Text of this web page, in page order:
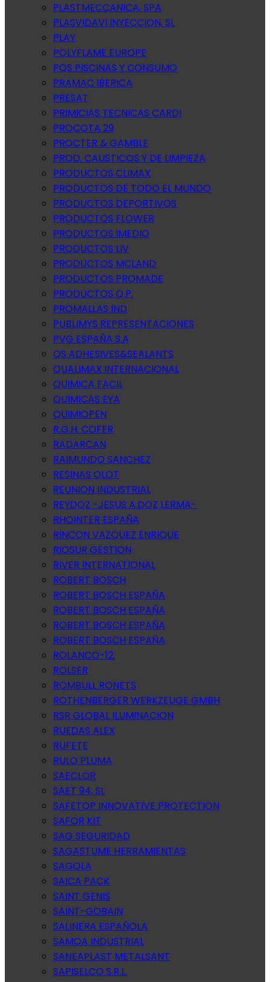
PLASTMECCANICA, SPA
PLASVIDAVI INYECCION, SL
PLAY
POLYFLAME EUROPE
PQS PISCINAS Y CONSUMO
PRAMAC IBERICA
PRESAT
PRIMICIAS TECNICAS CARDI
PROCOTA 29
PROCTER & GAMBLE
PROD. CAUSTICOS Y DE LIMPIEZA
PRODUCTOS CLIMAX
PRODUCTOS DE TODO EL MUNDO
PRODUCTOS DEPORTIVOS
PRODUCTOS FLOWER
PRODUCTOS IMEDIO
PRODUCTOS LIV
PRODUCTOS MCLAND
PRODUCTOS PROMADE
PRODUCTOS Q.P.
PROMALLAS IND
PUBLIMYS REPRESENTACIONES
PVG ESPAÑA S.A
QS ADHESIVES&SEALANTS
QUALIMAX INTERNACIONAL
QUIMICA FACIL
QUIMICAS EYA
QUIMIOPEN
R.G.H. COFER
RADARCAN
RAIMUNDO SANCHEZ
RESINAS OLOT
REUNION INDUSTRIAL
REYDOZ -JESUS A.DOZ LERMA-
RHOINTER ESPAÑA
RINCON VAZQUEZ ENRIQUE
RIOSUR GESTION
RIVER INTERNATIONAL
ROBERT BOSCH
ROBERT BOSCH ESPAÑA
ROBERT BOSCH ESPAÑA
ROBERT BOSCH ESPAÑA
ROBERT BOSCH ESPAÑA
ROLANCO-12.
ROLSER
ROMBULL RONETS
ROTHENBERGER WERKZEUGE GMBH
RSR GLOBAL ILUMINACION
RUEDAS ALEX
RUFETE
RULO PLUMA
SAECLOR
SAET 94, SL
SAFETOP INNOVATIVE PROTECTION
SAFOR KIT
SAG SEGURIDAD
SAGASTUME HERRAMIENTAS
SAGOLA
SAICA PACK
SAINT GENIS
SAINT-GOBAIN
SALINERA ESPAÑOLA
SAMOA INDUSTRIAL
SANEAPLAST METALSANT
SAPISELCO S.R.L.